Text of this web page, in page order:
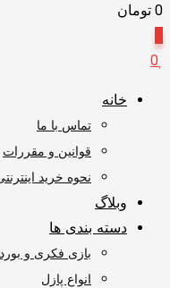
0 تومان
0
خانه
تماس با ما
قوانین و مقررات
نحوه خرید
وبلاگ
دسته بندی ها
بازی فکری و
انواع پازل